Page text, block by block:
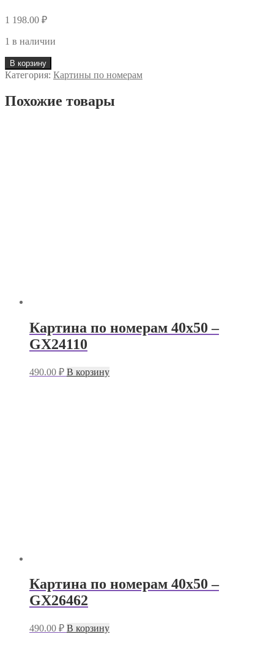
1 198.00 ₽
1 в наличии
В корзину
Категория: Картины по номерам
Похожие товары
Картина по номерам 40х50 –
GX24110
490.00 ₽ В корзину
Картина по номерам 40х50 –
GX26462
490.00 ₽ В корзину